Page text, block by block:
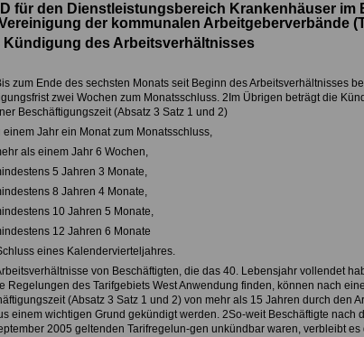
für den Dienstleistungsbereich Krankenhäuser im
der kommunalen Arbeitgeberverbände
Kündigung des Arbeitsverhältnisses
zum Ende des sechsten Monats seit Beginn des Arbeitsverhältnisses
zwei Wochen zum Monatsschluss. 2Im Übrigen beträgt die
Beschäftigungszeit (Absatz 3 Satz 1 und 2)
einem Jahr ein Monat zum Monatsschluss,
als einem Jahr 6 Wochen,
5 Jahren 3 Monate,
8 Jahren 4 Monate,
10 Jahren 5 Monate,
12 Jahren 6 Monate
eines Kalendervierteljahres.
von Beschäftigten, die das 40. Lebensjahr vollendet
Regelungen des Tarifgebiets West Anwendung finden, können nach
(Absatz 3 Satz 1 und 2) von mehr als 15 Jahren durch den
einem wichtigen Grund gekündigt werden. 2So-weit Beschäftigte nach
2005 geltenden Tarifregelun-gen unkündbar waren, verbleibt es